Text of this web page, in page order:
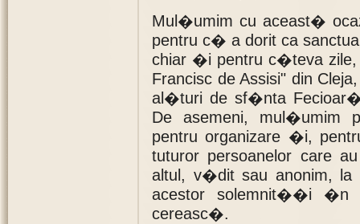
Mul�umim cu aceast�
pentru c� a dorit ca
chiar �i pentru c�teva
Francisc de Assisi" din
al�turi de sf�nta
De asemeni, mul�umim
pentru organizare �i,
tuturor persoanelor care
altul, v�dit sau anonim,
acestor solemnit��i �n
cereasc�.